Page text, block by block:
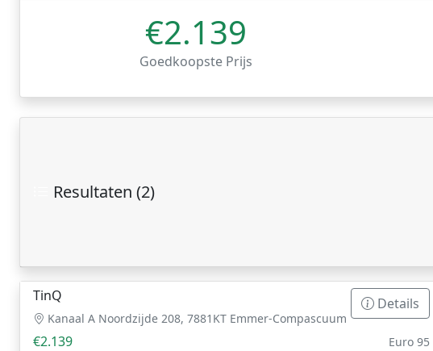
€2.139
Goedkoopste Prijs
Resultaten (2)
TinQ
Kanaal A Noordzijde 208, 7881KT Emmer-Compascuum
Details
€2.139 Euro 95